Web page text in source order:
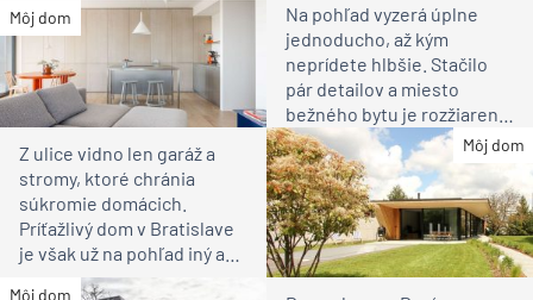
Môj dom
Na pohľad vyzerá úplne
jednoducho, až kým
neprídete hlbšie. Stačilo
pár detailov a miesto
bežného bytu je rozžiarené
bývanie pre rodinu
Môj dom
Z ulice vidno len garáž a
stromy, ktoré chránia
súkromie domácich.
Príťažlivý dom v Bratislave
je však už na pohľad iný ako
susedia
Môj dom